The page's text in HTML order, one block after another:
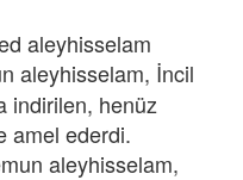
aleyhisselam
aleyhisselam, İncil
indirilen, henüz
amel ederdi.
aleyhisselam,